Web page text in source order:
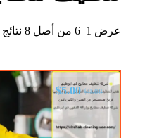
عرض 1–6 من أصل 8 نتائج
$9.00
$5.00